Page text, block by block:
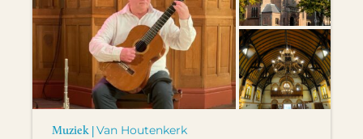
Muziek |Van Houtenkerk